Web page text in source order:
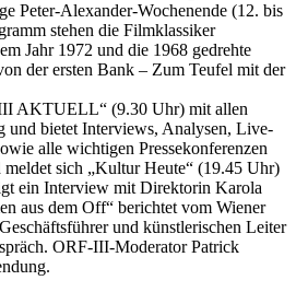
Peter-Alexander-Wochenende (12. bis
stehen die Filmklassiker
Jahr 1972 und die 1968 gedrehte
der ersten Bank – Zum Teufel mit der
AKTUELL“ (9.30 Uhr) mit allen
und bietet Interviews, Analysen, Live-
alle wichtigen Pressekonferenzen
sich „Kultur Heute“ (19.45 Uhr)
ein Interview mit Direktorin Karola
aus dem Off“ berichtet vom Wiener
und künstlerischen Leiter
ORF-III-Moderator Patrick